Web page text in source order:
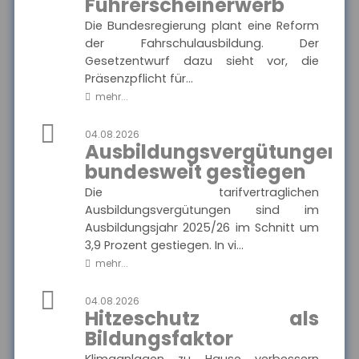
Führerscheinerwerb
Die Bundesregierung plant eine Reform
der Fahrschulausbildung. Der
Gesetzentwurf dazu sieht vor, die
Präsenzpflicht für...
mehr...
04.08.2026
Ausbildungsvergütungen
bundesweit gestiegen
Die tarifvertraglichen
Ausbildungsvergütungen sind im
Ausbildungsjahr 2025/26 im Schnitt um
3,9 Prozent gestiegen. In vi...
mehr...
04.08.2026
Hitzeschutz als
Bildungsfaktor
Ausgewählte Produkte
Die Haftpflichtkasse -
Privathaftpflicht
privaten
Haftpflichtversicherung
der Haftpflichtkasse.
Ausgewählte Produkte
Münchener Verein -
Münchener Verein -
Pflegetagegeld
Hier finden Sie alle wichtigen
Informationen und
Druckstücke zur
Pflegetagegeldversicherung
des Münchener Vereins.
MEHR